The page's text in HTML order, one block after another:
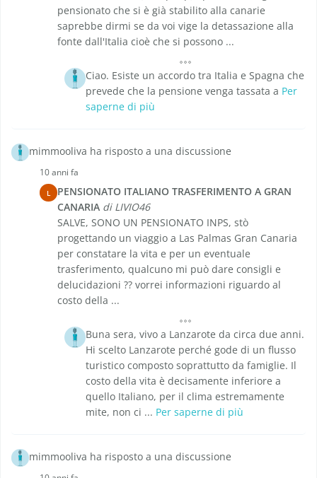
pensionato che si è già stabilito alla canarie
saprebbe dirmi se da voi vige la detassazione alla
fonte dall'Italia cioè che si possono ...
Ciao. Esiste un accordo tra Italia e Spagna che
prevede che la pensione venga tassata a Per
saperne di più
mimmooliva ha risposto a una discussione
10 anni fa
L
PENSIONATO ITALIANO TRASFERIMENTO A GRAN
CANARIA di LIVIO46
SALVE, SONO UN PENSIONATO INPS, stò
progettando un viaggio a Las Palmas Gran Canaria
per constatare la vita e per un eventuale
trasferimento, qualcuno mi può dare consigli e
delucidazioni ?? vorrei informazioni riguardo al
costo della ...
Buna sera, vivo a Lanzarote da circa due anni.
Hi scelto Lanzarote perché gode di un flusso
turistico composto soprattutto da famiglie. Il
costo della vita è decisamente inferiore a
quello Italiano, per il clima estremamente
mite, non ci ... Per saperne di più
mimmooliva ha risposto a una discussione